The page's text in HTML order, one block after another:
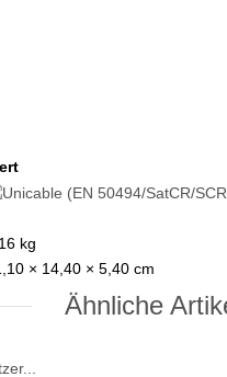
kg
× 14,40 × 5,40 cm
Ähnliche